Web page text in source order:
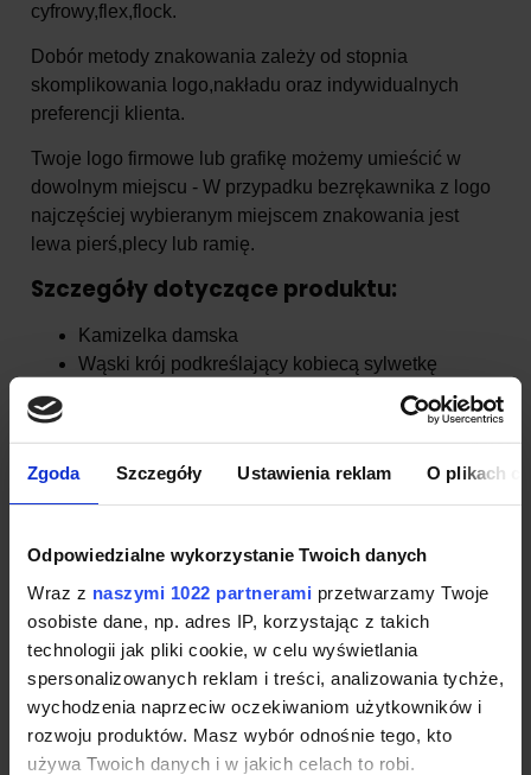
Zgoda Szczegóły Ustawienia reklam O plikach
Odpowiedzialne wykorzystanie Twoich danych
Wraz z naszymi 1022 partnerami przetwarzamy Twoje
osobiste dane, np. adres IP, korzystając z takich
technologii jak pliki cookie, w celu wyświetlania
spersonalizowanych reklam i treści, analizowania tychże,
wychodzenia naprzeciw oczekiwaniom użytkowników i
rozwoju produktów. Masz wybór odnośnie tego, kto
używa Twoich danych i w jakich celach to robi.
cyfrowy,flex,flock.
Dobór metody znakowania zależy od stopnia
skomplikowania logo,nakładu oraz indywidualnych
preferencji klienta.
Twoje logo firmowe lub grafikę możemy umieścić w
dowolnym miejscu - W przypadku bezrękawnika z logo
najczęściej wybieranym miejscem znakowania jest
lewa pierś,plecy lub ramię.
Szczegóły dotyczące produktu:
Kamizelka damska
Wąski krój podkreślający kobiecą sylwetkę
Dwie przednie kieszenie zapinane na zamek,
Możliwość ściągnięcia dolnej lamówki za pomocą
gumki
Wszyty wieszaczek
Bezrękawnik softshellowy
damski Adler Vision
Producent:Adler | Kod produktu: 516
Dostępność: duża ilość